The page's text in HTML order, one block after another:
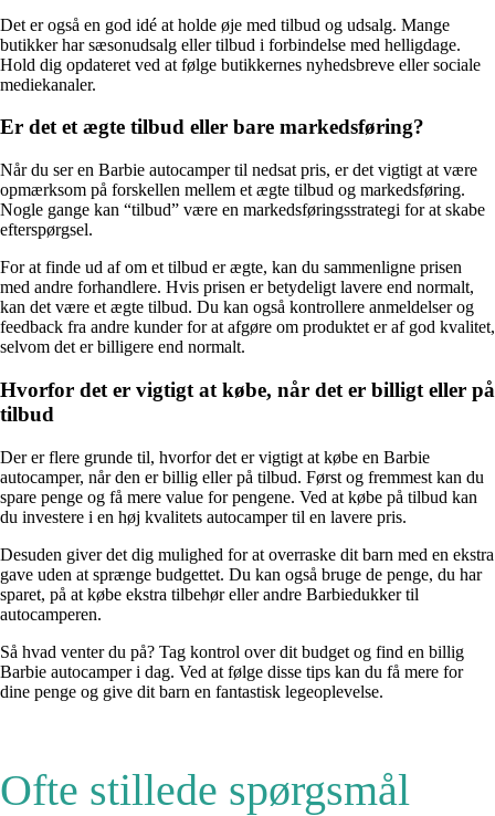
Det er også en god idé at holde øje med tilbud og udsalg. Mange
butikker har sæsonudsalg eller tilbud i forbindelse med helligdage.
Hold dig opdateret ved at følge butikkernes nyhedsbreve eller sociale
mediekanaler.
Er det et ægte tilbud eller bare markedsføring?
Når du ser en Barbie autocamper til nedsat pris, er det vigtigt at være
opmærksom på forskellen mellem et ægte tilbud og markedsføring.
Nogle gange kan “tilbud” være en markedsføringsstrategi for at skabe
efterspørgsel.
For at finde ud af om et tilbud er ægte, kan du sammenligne prisen
med andre forhandlere. Hvis prisen er betydeligt lavere end normalt,
kan det være et ægte tilbud. Du kan også kontrollere anmeldelser og
feedback fra andre kunder for at afgøre om produktet er af god kvalitet,
selvom det er billigere end normalt.
Hvorfor det er vigtigt at købe, når det er billigt eller på
tilbud
Der er flere grunde til, hvorfor det er vigtigt at købe en Barbie
autocamper, når den er billig eller på tilbud. Først og fremmest kan du
spare penge og få mere value for pengene. Ved at købe på tilbud kan
du investere i en høj kvalitets autocamper til en lavere pris.
Desuden giver det dig mulighed for at overraske dit barn med en ekstra
gave uden at sprænge budgettet. Du kan også bruge de penge, du har
sparet, på at købe ekstra tilbehør eller andre Barbiedukker til
autocamperen.
Så hvad venter du på? Tag kontrol over dit budget og find en billig
Barbie autocamper i dag. Ved at følge disse tips kan du få mere for
dine penge og give dit barn en fantastisk legeoplevelse.
Ofte stillede spørgsmål